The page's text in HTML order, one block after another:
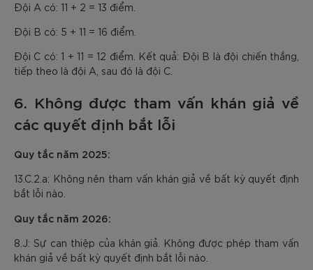
Đội A có: 11 + 2 = 13 điểm.
Đội B có: 5 + 11 = 16 điểm.
Đội C có: 1 + 11 = 12 điểm. Kết quả: Đội B là đội chiến thắng,
tiếp theo là đội A, sau đó là đội C.
6. Không được tham vấn khán giả về
các quyết định bắt lỗi
Quy tắc năm 2025:
13.C.2.a: Không nên tham vấn khán giả về bất kỳ quyết định
bắt lỗi nào.
Quy tắc năm 2026:
8.J: Sự can thiệp của khán giả. Không được phép tham vấn
khán giả về bất kỳ quyết định bắt lỗi nào.